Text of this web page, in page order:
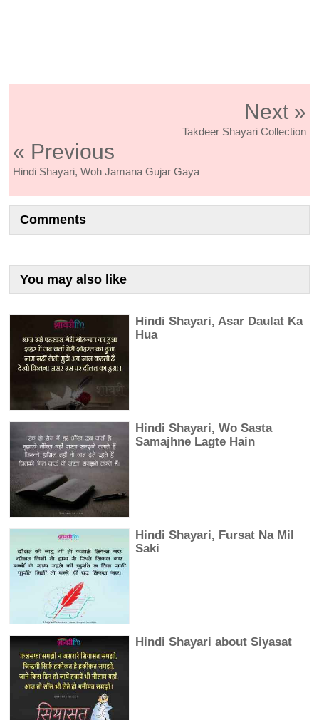
Next »
Takdeer Shayari Collection
« Previous
Hindi Shayari, Woh Jamana Gujar Gaya
Comments
You may also like
Hindi Shayari, Asar Daulat Ka
Hua
Hindi Shayari, Wo Sasta
Samajhne Lagte Hain
Hindi Shayari, Fursat Na Mil
Saki
Hindi Shayari about Siyasat